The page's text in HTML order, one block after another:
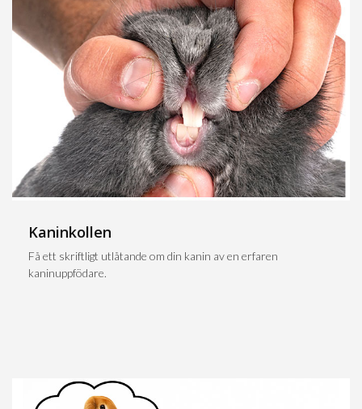
Kaninkollen
Få ett skriftligt utlåtande om din kanin av en erfaren
kaninuppfödare.